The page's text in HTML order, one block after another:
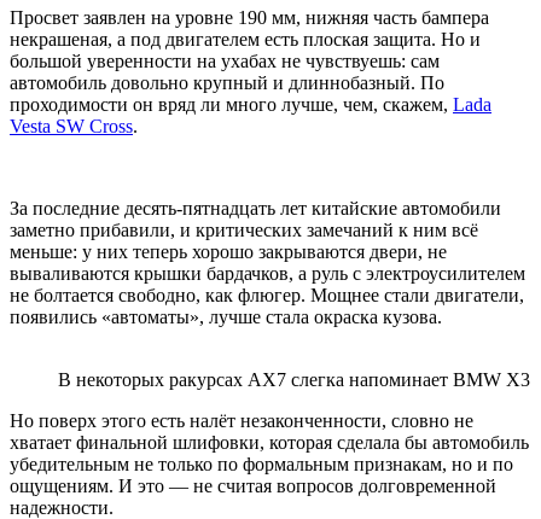
Просвет заявлен на уровне 190 мм, нижняя часть бампера
некрашеная, а под двигателем есть плоская защита. Но и
большой уверенности на ухабах не чувствуешь: сам
автомобиль довольно крупный и длиннобазный. По
проходимости он вряд ли много лучше, чем, скажем, Lada
Vesta SW Cross.
За последние десять-пятнадцать лет китайские автомобили
заметно прибавили, и критических замечаний к ним всё
меньше: у них теперь хорошо закрываются двери, не
вываливаются крышки бардачков, а руль с электроусилителем
не болтается свободно, как флюгер. Мощнее стали двигатели,
появились «автоматы», лучше стала окраска кузова.
В некоторых ракурсах AX7 слегка напоминает BMW X3
Но поверх этого есть налёт незаконченности, словно не
хватает финальной шлифовки, которая сделала бы автомобиль
убедительным не только по формальным признакам, но и по
ощущениям. И это — не считая вопросов долговременной
надежности.